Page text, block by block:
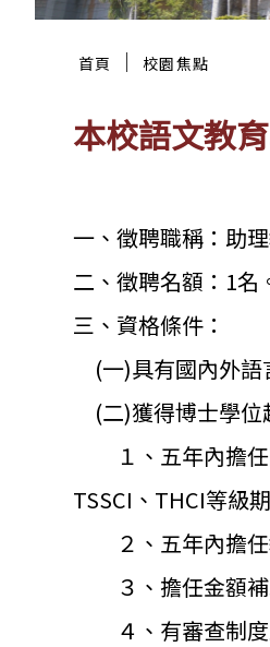
首頁 ｜ 校園焦點
本校語文教
一、徵聘職稱：助
二、徵聘名額：1名
三、資格條件：
(一)具有國內外語
(二)獲得博士學位
１、 五年內擔
TSSCI、THCI等級
２、 五年內擔
３、 擔任金額
４、有審查制度